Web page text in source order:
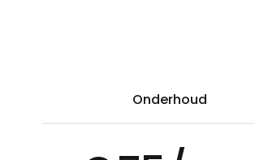
Onderhoud